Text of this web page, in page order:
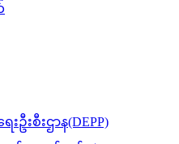
ဦးစီးဌာန(DEPP)